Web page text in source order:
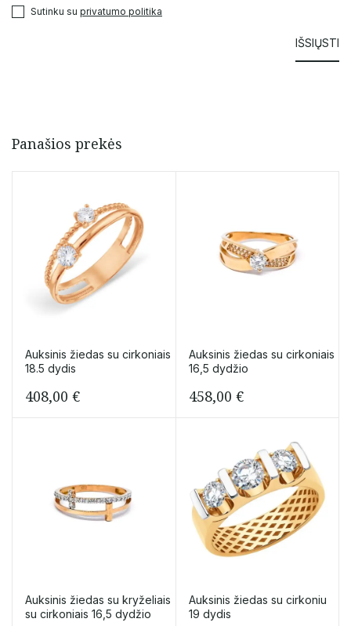
Sutinku su privatumo politika
Panašios prekės
Auksinis žiedas su cirkoniais
18.5 dydis
408,00 €
Auksinis žiedas su cirkoniais
16,5 dydžio
458,00 €
Auksinis žiedas su kryželiais
su cirkoniais 16,5 dydžio
Auksinis žiedas su cirkoniu
19 dydis